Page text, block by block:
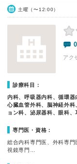
土曜（〜12:00）
アク
診療科目：
内科、呼吸器内科、循環器
心臓血管外科、脳神経外
ョン科、泌尿器科、眼科
専門医・資格：
総合内科専門医、外科専
視鏡専門…